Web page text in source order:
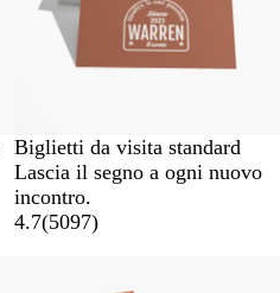
Biglietti da visita standard
Lascia il segno a ogni nuovo
incontro.
4.7(5097)